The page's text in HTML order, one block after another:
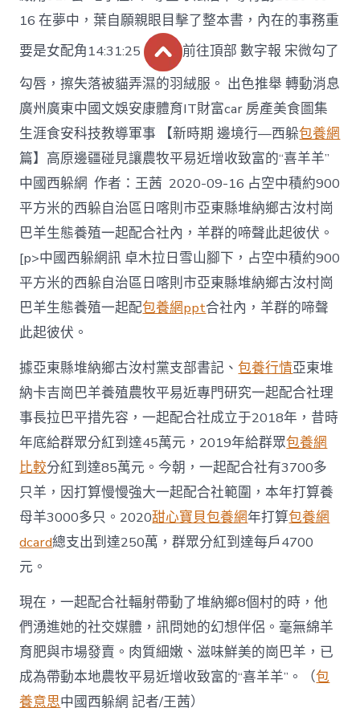
16 在夢中，葉自願親眼目擊了整本書，內在的事務重
要是女配角14:31:25
前往頂部 數字報 宋微勾了
勾唇，擦失落被貓弄濕的羽絨服。 出色推舉 轉動消息
廣州廣東中國文娛安康體育IT財富car 房產美食圖集
生涯食安科技教導軍事 【新時期 邊境行—西躲包養網
篇】高原邊疆碰見讓農牧平易近增收致富的“喜羊羊”
中國西躲網 作者：王茜 2020-09-16 占空中積約900
平方米的西躲自治區日喀則市亞東縣堆納鄉古汝村崗
巴羊生態養殖一起配合社內，羊群的啼聲此起彼伏。
[p>中國西躲網訊 卓木拉日雪山腳下，占空中積約900
平方米的西躲自治區日喀則市亞東縣堆納鄉古汝村崗
巴羊生態養殖一起配包養網ppt合社內，羊群的啼聲
此起彼伏。
據亞東縣堆納鄉古汝村黨支部書記、包養行情亞東堆
納卡吉崗巴羊養殖農牧平易近專門研究一起配合社理
事長拉巴平措先容，一起配合社成立于2018年，昔時
年底給群眾分紅到達45萬元，2019年給群眾包養網
比較分紅到達85萬元。今朝，一起配合社有3700多
只羊，因打算慢慢強大一起配合社範圍，本年打算養
母羊3000多只。2020甜心寶貝包養網年打算包養網
dcard總支出到達250萬，群眾分紅到達每戶4700
元。
現在，一起配合社輻射帶動了堆納鄉8個村的時，他
們湧進她的社交媒體，訊問她的幻想伴侶。毫無綿羊
育肥與市場發賣。肉質細嫩、滋味鮮美的崗巴羊，已
成為帶動本地農牧平易近增收致富的“喜羊羊”。（包
養意思中國西躲網 記者/王茜）